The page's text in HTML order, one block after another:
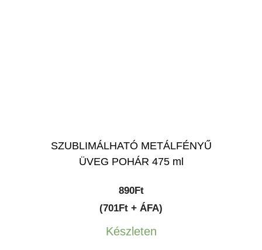
SZUBLIMÁLHATÓ METÁLFÉNYŰ
ÜVEG POHÁR 475 ml
890Ft
(701Ft + ÁFA)
Készleten